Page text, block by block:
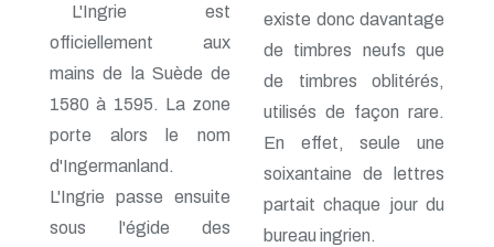
L'Ingrie est
officiellement aux
mains de la Suède de
1580 à 1595. La zone
porte alors le nom
d'Ingermanland.
L'Ingrie passe ensuite
sous l'égide des
existe donc davantage
de timbres neufs que
de timbres oblitérés,
utilisés de façon rare.
En effet, seule une
soixantaine de lettres
partait chaque jour du
bureau ingrien.